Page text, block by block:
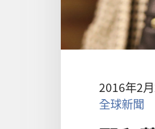
2016年2
全球新聞